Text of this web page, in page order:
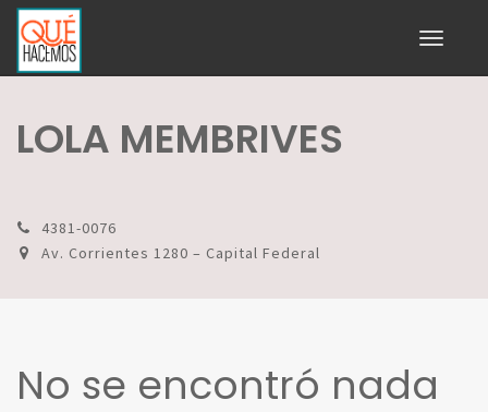
Toggle
LOLA MEMBRIVES
4381-0076
Av. Corrientes 1280 – Capital Federal
No se encontró nada